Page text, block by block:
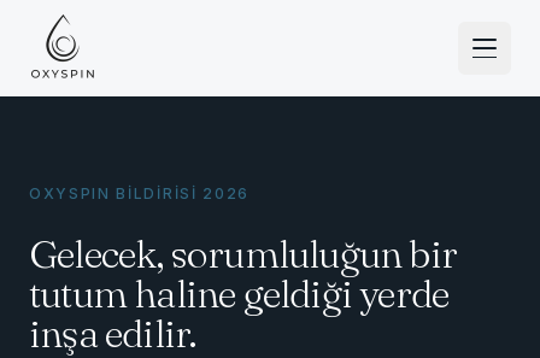
Zum Inhalt springen
OXYSPIN BİLDİRİSİ 2026
Gelecek, sorumluluğun bir
tutum haline geldiği yerde
inşa edilir.